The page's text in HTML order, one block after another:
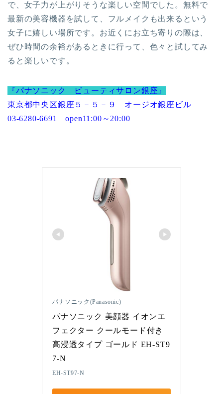
で、女子力が上がりそうな楽しい空間でした。無料で
最新の美容機器を試して、フルメイクも出来るという
女子に嬉しい場所です。お近くにお立ち寄りの際は、
ぜひ時間の余裕があるときに行って、色々と試してみ
ると楽しいです。
『パナソニック ビューティサロン銀座』
東京都中央区銀座５－５－９ オージオ銀座ビル
03-6280-6691 open11:00～20:00
パナソニック(Panasonic)
パナソニック 美顔器 イオンエ
フェクター クールモード付き
高浸透タイプ ゴールド EH-ST9
7-N
EH-ST97-N